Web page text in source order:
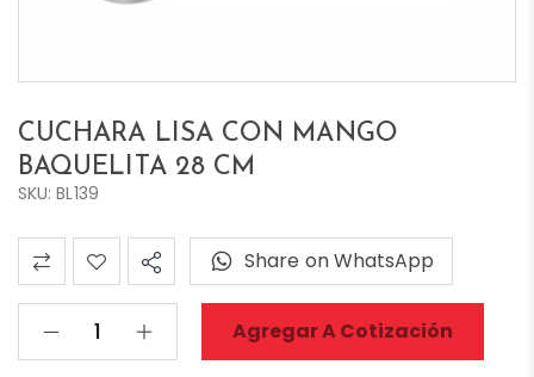
CUCHARA LISA CON MANGO
BAQUELITA 28 CM
SKU: BL139
Agregar A Cotización
Share on WhatsApp